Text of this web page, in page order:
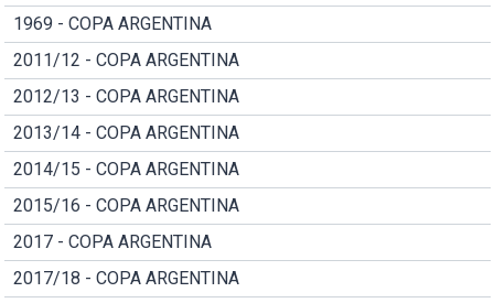
1969 - COPA ARGENTINA
2011/12 - COPA ARGENTINA
2012/13 - COPA ARGENTINA
2013/14 - COPA ARGENTINA
2014/15 - COPA ARGENTINA
2015/16 - COPA ARGENTINA
2017 - COPA ARGENTINA
2017/18 - COPA ARGENTINA